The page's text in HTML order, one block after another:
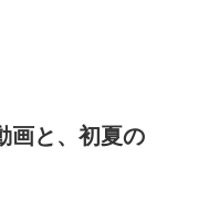
画と、初夏の